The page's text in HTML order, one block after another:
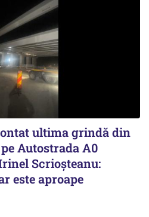
ultima grindă din
Autostrada A0
Scrioșteanu:
este aproape